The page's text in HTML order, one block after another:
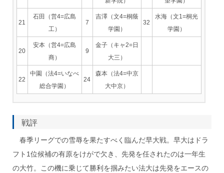
21
石田（営4=広島
工）
7
吉澤（文4=桐蔭
学園）
32
水海（文1=桐光
学園）
20
安本（営4=広島
商）
9
金子（キャ2=日
大三）
22
中園（法4=いなべ
総合学園）
24
森本（法4=中京
大中京）
戦評
春季リーグでの雪辱を果たすべく臨んだ早大戦。早大はドラ
フト1位候補の有原をけがで欠き、先発を任されたのは一年生
の大竹。この機に乗じて勝利を掴みたい法大は先発をエースの